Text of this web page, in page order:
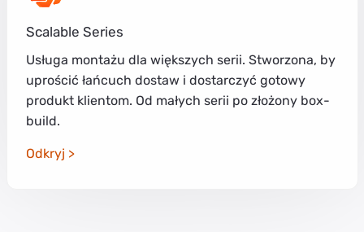
Scalable Series
Usługa montażu dla większych serii. Stworzona, by
uprościć łańcuch dostaw i dostarczyć gotowy
produkt klientom. Od małych serii po złożony box-
build.
Odkryj